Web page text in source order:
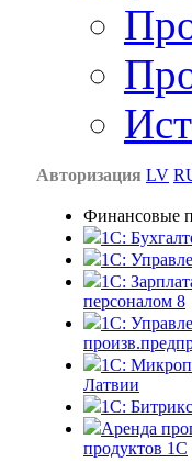
Авторизация LV
Финансовые
1С:
1C:
1C:
персоналом 8
1C:
1С:
Латвии
1C: Битрикс
Аренда
продуктов 1С